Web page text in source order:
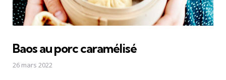
Baos au porc caramélisé
26 mars 2022